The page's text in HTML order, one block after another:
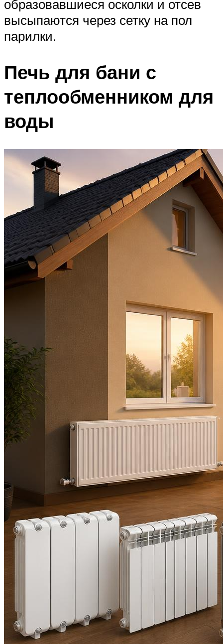
образовавшиеся осколки и отсев
высыпаются через сетку на пол
парилки.
Печь для бани с
теплообменником для
воды